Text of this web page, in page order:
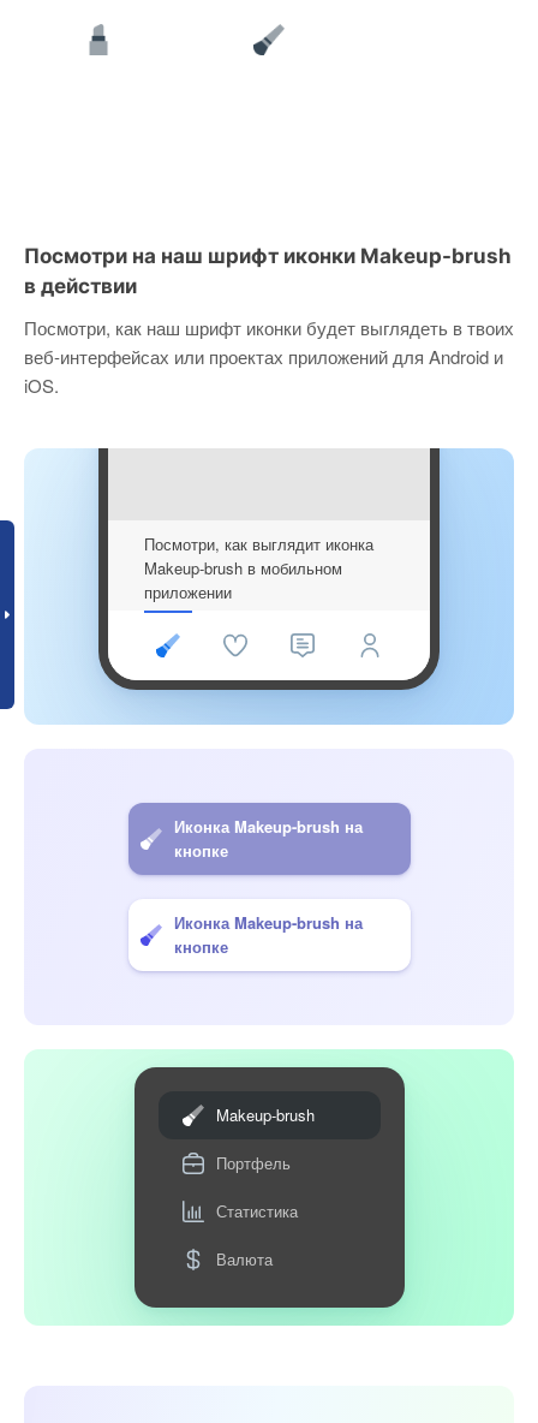
Посмотри на наш шрифт иконки Makeup-brush
в действии
Посмотри, как наш шрифт иконки будет выглядеть в твоих
веб-интерфейсах или проектах приложений для Android и
iOS.
Посмотри, как выглядит иконка
Makeup-brush в мобильном
приложении
Иконка Makeup-brush на
кнопке
Иконка Makeup-brush на
кнопке
Makeup-brush
Портфель
Статистика
Валюта